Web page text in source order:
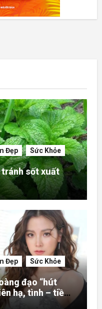
Đẹp Sức Khỏe
sốt xuất
Đẹp Sức Khỏe
đạo “hút
hạ, tình – tiền